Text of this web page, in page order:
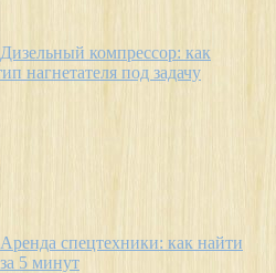
Дизельный компрессор: как
нагнетателя под задачу
Аренда спецтехники: как найти
5 минут